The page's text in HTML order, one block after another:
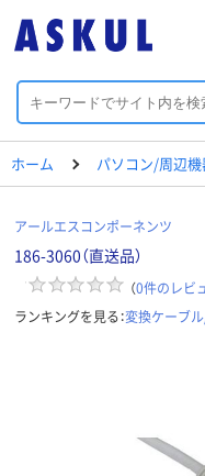
ホーム パソコン/周辺
アールエスコンポーネンツ
186-3060（直送品）
（0件のレビ
ランキングを見る：変換ケーブ